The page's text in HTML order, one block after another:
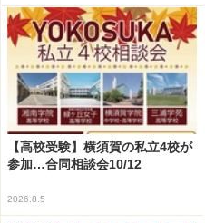
【高校受験】横須賀の私立4校が
参加…合同相談会10/12
2026.8.5